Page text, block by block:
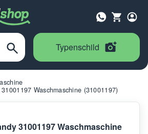
Typenschild
Waschmaschine (31001197)
31001197 Waschmaschine